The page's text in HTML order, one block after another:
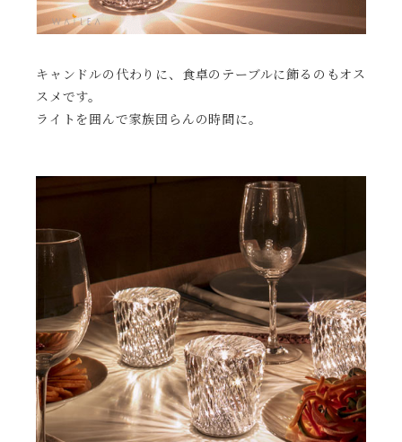
キャンドルの代わりに、食卓のテーブルに飾るのもオス
スメです。
ライトを囲んで家族団らんの時間に。